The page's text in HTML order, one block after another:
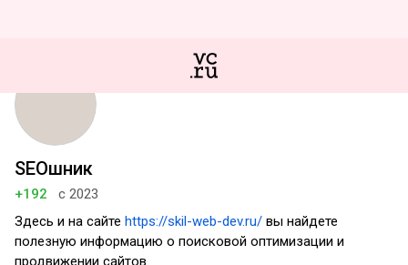
SEOшник
+192
с 2023
Здесь и на сайте https://skil-web-dev.ru/ вы найдете
полезную информацию о поисковой оптимизации и
продвижении сайтов.